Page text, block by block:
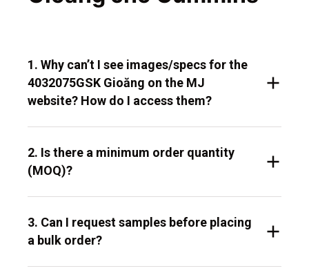
1. Why can’t I see images/specs for the
4032075GSK Gioăng on the MJ
website? How do I access them?
2. Is there a minimum order quantity
(MOQ)?
3. Can I request samples before placing
a bulk order?